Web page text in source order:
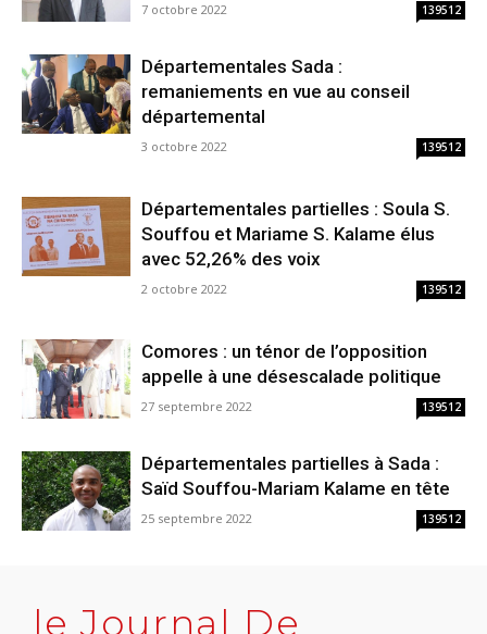
7 octobre 2022 139512
Départementales Sada :
remaniements en vue au conseil
départemental
3 octobre 2022 139512
Départementales partielles : Soula S.
Souffou et Mariame S. Kalame élus
avec 52,26% des voix
2 octobre 2022 139512
Comores : un ténor de l’opposition
appelle à une désescalade politique
27 septembre 2022 139512
Départementales partielles à Sada :
Saïd Souffou-Mariam Kalame en tête
25 septembre 2022 139512
le Journal De